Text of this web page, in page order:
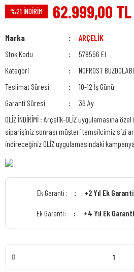
%21 İNDİRİM 62.999,00 TL
Marka
ARÇELİK
Stok Kodu
578556 EI
Kategori
NOFROST BUZDOLABI
Teslimat Süresi
10-12 İş Günü
Garanti Süresi
36 Ay
OLİZ İNDİRİMİ : Arçelik-OLİZ uygulamasına
siparişiniz sonrası müşteri temsilcimiz sizi
indireceğiniz OLİZ uygulamasındaki
Ek Garanti : +2 Yıl Ek Garanti
Ek Garanti : +4 Yıl Ek Garanti